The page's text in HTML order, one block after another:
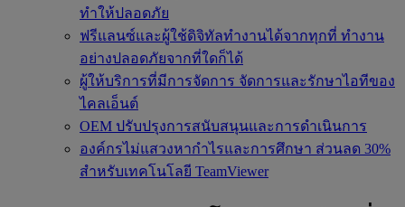
ทำให้ปลอดภัย
ฟรีแลนซ์และผู้ใช้ดิจิทัลทำงานได้จากทุกที่ ทำงาน
อย่างปลอดภัยจากที่ใดก็ได้
ผู้ให้บริการที่มีการจัดการ จัดการและรักษาไอทีของ
ไคลเอ็นต์
OEM ปรับปรุงการสนับสนุนและการดำเนินการ
องค์กรไม่แสวงหากำไรและการศึกษา ส่วนลด 30%
สำหรับเทคโนโลยี TeamViewer